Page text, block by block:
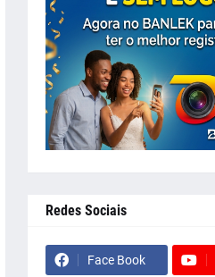
Redes Sociais
Face Book